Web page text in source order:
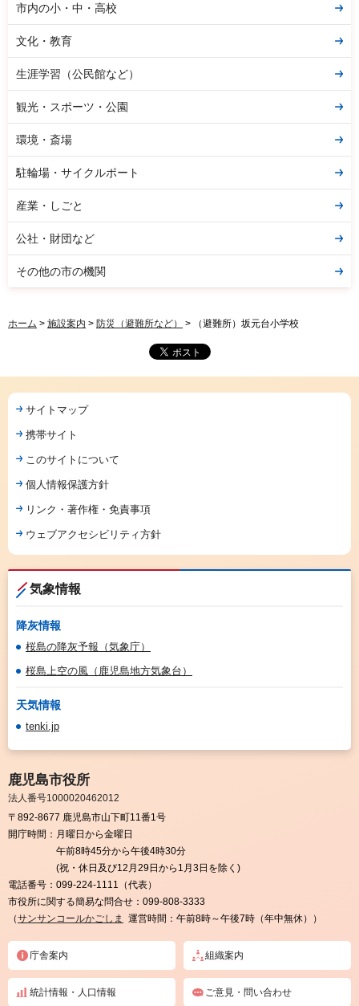
市内の小・中・高校
文化・教育
生涯学習（公民館など）
観光・スポーツ・公園
環境・斎場
駐輪場・サイクルポート
産業・しごと
公社・財団など
その他の市の機関
ホーム > 施設案内 > 防災（避難所など） > （避難所）坂元台小学校
サイトマップ
携帯サイト
このサイトについて
個人情報保護方針
リンク・著作権・免責事項
ウェブアクセシビリティ方針
気象情報
降灰情報
桜島の降灰予報（気象庁）
桜島上空の風（鹿児島地方気象台）
天気情報
tenki.jp
鹿児島市役所
法人番号1000020462012
〒892-8677 鹿児島市山下町11番1号
開庁時間： 月曜日から金曜日
午前8時45分から午後4時30分
(祝・休日及び12月29日から1月3日を除く)
電話番号： 099-224-1111（代表）
市役所に関する簡易な問合せ： 099-808-3333
（サンサンコールかごしま 運営時間：午前8時～午後7時（年中無休））
庁舎案内 組織案内
統計情報・人口情報 ご意見・問い合わせ